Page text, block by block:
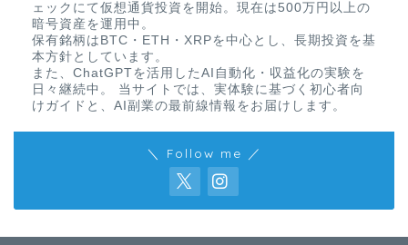
ェックにて仮想通貨投資を開始。現在は500万円以上の
暗号資産を運用中。
保有銘柄はBTC・ETH・XRPを中心とし、長期投資を基
本方針としています。
また、ChatGPTを活用したAI自動化・収益化の実験を
日々継続中。 当サイトでは、実体験に基づく初心者向
けガイドと、AI副業の最前線情報をお届けします。
＼ Follow me ／